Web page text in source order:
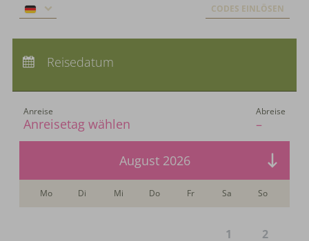
Durbach
&
Umgebung
CODES EINLÖSEN
Abreise:keine Auswahl
Reisedatum